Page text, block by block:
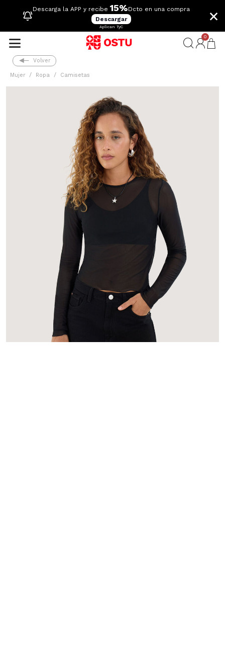
Descarga la APP y recibe 15%Dcto en una compra
Descargar
Aplican TyC
×
0
Volver
Mujer Ropa Camisetas